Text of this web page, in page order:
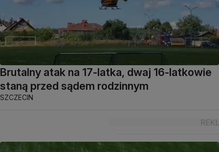
Brutalny atak na 17-latka, dwaj 16-latkowie
staną przed sądem rodzinnym
SZCZECIN